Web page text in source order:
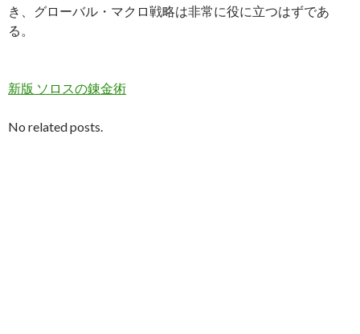
き、グローバル・マクロ戦略は非常に役に立つはずであ
る。
新版 ソロスの錬金術
No related posts.